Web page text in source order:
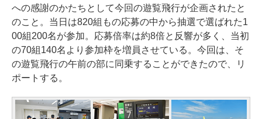
への感謝のかたちとして今回の遊覧飛行が企画されたと
のこと。当日は820組もの応募の中から抽選で選ばれた1
00組200名が参加。応募倍率は約8倍と反響が多く、当初
の70組140名より参加枠を増員させている。今回は、そ
の遊覧飛行の午前の部に同乗することができたので、リ
ポートする。